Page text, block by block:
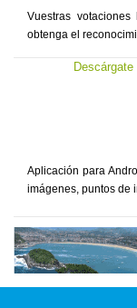
Vuestras
obtenga el
Descárgate
Aplicación para
imágenes, puntos de